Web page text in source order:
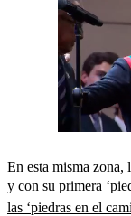
En esta misma zona,
y con su primera
las ‘piedras en el